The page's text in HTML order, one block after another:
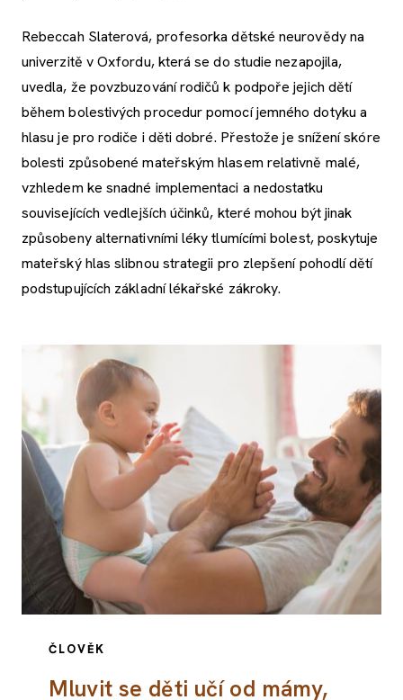
Rebeccah Slaterová, profesorka dětské neurovědy na
univerzitě v Oxfordu, která se do studie nezapojila,
uvedla, že povzbuzování rodičů k podpoře jejich dětí
během bolestivých procedur pomocí jemného dotyku a
hlasu je pro rodiče i děti dobré. Přestože je snížení skóre
bolesti způsobené mateřským hlasem relativně malé,
vzhledem ke snadné implementaci a nedostatku
souvisejících vedlejších účinků, které mohou být jinak
způsobeny alternativními léky tlumícími bolest, poskytuje
mateřský hlas slibnou strategii pro zlepšení pohodlí dětí
podstupujících základní lékařské zákroky.
ČLOVĚK
Mluvit se děti učí od mámy,